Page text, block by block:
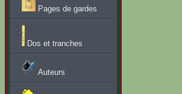
Pages de gardes
Dos et tranches
Auteurs